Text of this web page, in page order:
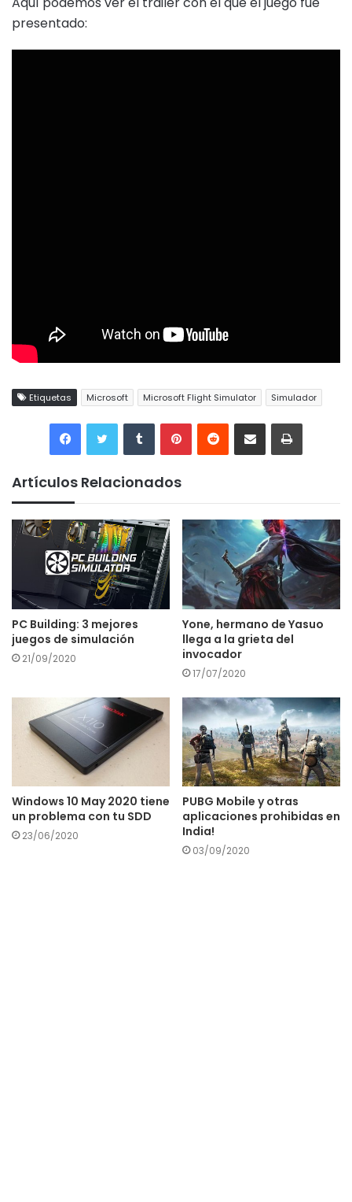
presentado:
Etiquetas Microsoft Microsoft Flight Simulator Simulador
TumblrPinterestReddit Compartir por correo electrónicoImprimir
Artículos Relacionados
PC Building: 3 mejores
juegos de simulación
21/09/2020
Yone, hermano de Yasuo
llega a la grieta del
invocador
17/07/2020
Windows 10 May 2020 tiene
un problema con tu SDD
23/06/2020
PUBG Mobile y otras
aplicaciones prohibidas en
India!
03/09/2020